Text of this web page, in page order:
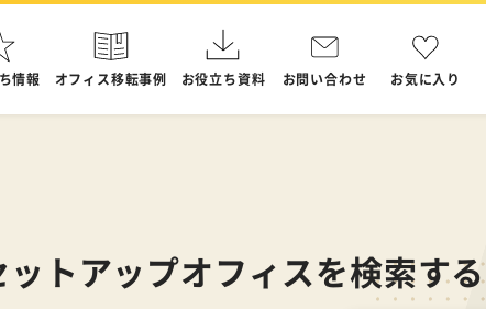
情報 オフィス移転事例 お役立ち資料 お問い合わせ お気に入り
トアップオフィスを検索する